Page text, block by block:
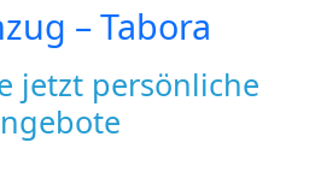
–Tabora
jetzt persönliche